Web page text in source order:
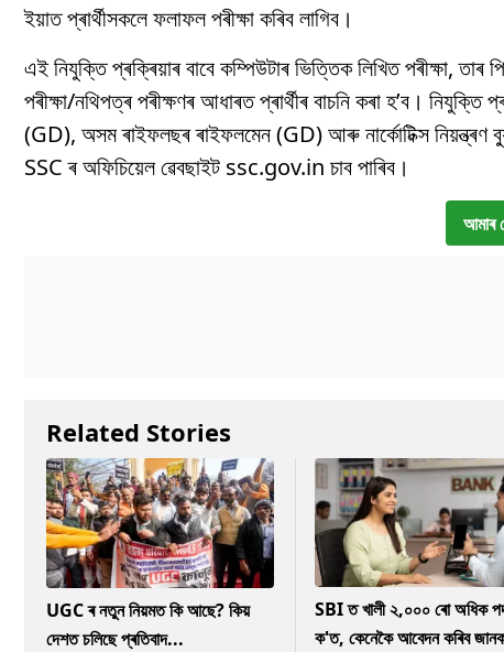
ইয়াত প্ৰাৰ্থীসকলে ফলাফল পৰীক্ষা কৰিব লাগিব।
এই নিযুক্তি প্ৰক্ৰিয়াৰ বাবে কম্পিউটাৰ ভিত্তিক লিখিত পৰীক্ষা, তাৰ
পৰীক্ষা/নথিপত্ৰ পৰীক্ষণৰ আধাৰত প্ৰাৰ্থীৰ বাচনি কৰা হ’ব।
(GD), অসম ৰাইফলছৰ ৰাইফলমেন (GD) আৰু নাৰ্কোটিক্স নিয়ন্ত্ৰণ
SSC ৰ অফিচিয়েল ৱেবছাইট ssc.gov.in চাব পাৰিব।
আমাৰ
Related Stories
UGC ৰ নতুন নিয়মত কি আছে? কিয়
দেশত চলিছে প্ৰতিবাদ...
SBI ত খালী ২,০০০ ৰো অধিক
ক'ত, কেনেকৈ আবেদন কৰিব